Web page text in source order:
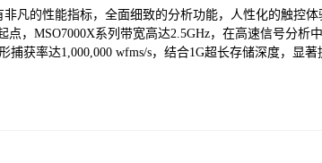
凡的性能指标，全面细致的分析功能，人性化的触控
，MSO7000X系列带宽高达2.5GHz，在高速信号分析
捕获率达1,000,000 wfms/s，结合1G超长存储深度，显著